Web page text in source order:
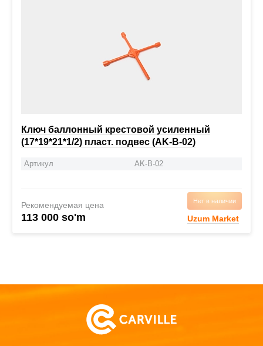
Ключ баллонный крестовой усиленный
(17*19*21*1/2) пласт. подвес (AK-B-02)
Артикул AK-B-02
Рекомендуемая цена
113 000 so'm
Нет в наличии
Uzum Market